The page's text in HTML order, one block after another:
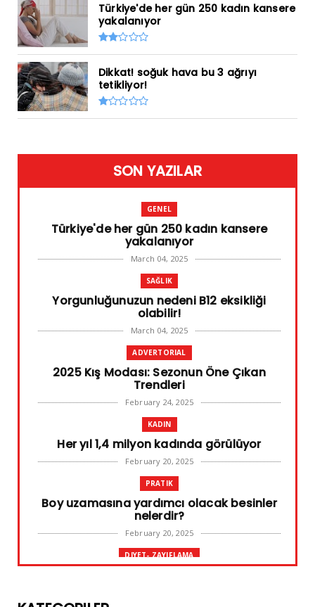
Türkiye'de her gün 250 kadın kansere
yakalanıyor
Dikkat! soğuk hava bu 3 ağrıyı
tetikliyor!
SON YAZILAR
GENEL
Türkiye'de her gün 250 kadın kansere
yakalanıyor
March 04, 2025
SAĞLIK
Yorgunluğunuzun nedeni B12 eksikliği
olabilir!
March 04, 2025
ADVERTORIAL
2025 Kış Modası: Sezonun Öne Çıkan
Trendleri
February 24, 2025
KADIN
Her yıl 1,4 milyon kadında görülüyor
February 20, 2025
PRATIK
Boy uzamasına yardımcı olacak besinler
nelerdir?
February 20, 2025
DIYET- ZAYIFLAMA